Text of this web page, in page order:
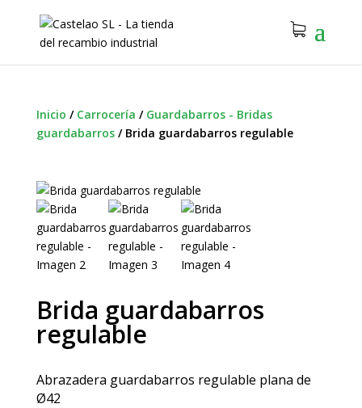
Inicio / Carrocería / Guardabarros - Bridas
guardabarros/ Brida guardabarros regulable
Brida guardabarros
regulable
Abrazadera guardabarros regulable plana de
Ø42